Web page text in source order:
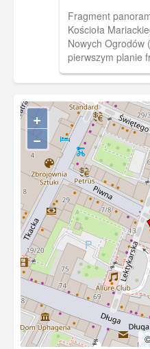
Mariackiego
Fragment
Kościoła
Nowych Ogrodów
pierwszym planie
(Jopengasse) z
nią nieistniejąca
Wieża Więzienna.
którym dziś ma
Wojewódzka
Conrada przy
(Krebsmarkt). Na
3 Maja
im. cesarza
dalekim planie,
z budynkami
także sądu.
Ziganenberg
1939)
+
−